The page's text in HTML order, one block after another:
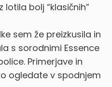
bolj “klasičnih”
sem že preizkusila in
s sorodnimi Essence
Primerjave in
ogledate v spodnjem